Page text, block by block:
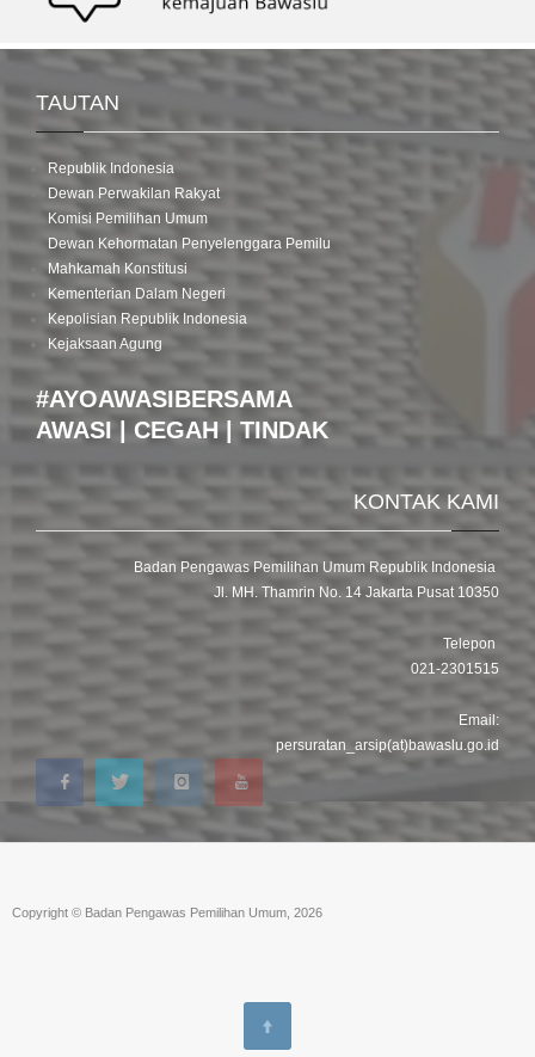
TAUTAN
Republik Indonesia
Dewan Perwakilan Rakyat
Komisi Pemilihan Umum
Dewan Kehormatan Penyelenggara Pemilu
Mahkamah Konstitusi
Kementerian Dalam Negeri
Kepolisian Republik Indonesia
Kejaksaan Agung
#AYOAWASIBERSAMA
AWASI | CEGAH | TINDAK
KONTAK KAMI
Badan Pengawas Pemilihan Umum Republik Indonesia
Jl. MH. Thamrin No. 14 Jakarta Pusat 10350
Telepon
021-2301515
Email:
persuratan_arsip(at)bawaslu.go.id
Copyright © Badan Pengawas Pemilihan Umum, 2026